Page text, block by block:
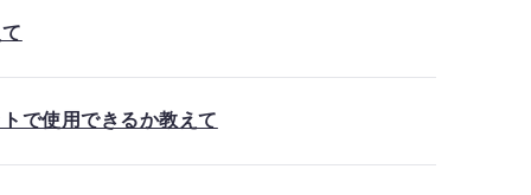
で使用できるか教えて